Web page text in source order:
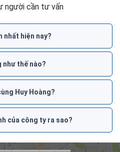
người cần tư vấn
nhất hiện nay?
như thế nào?
Huy Hoàng?
của công ty ra sao?